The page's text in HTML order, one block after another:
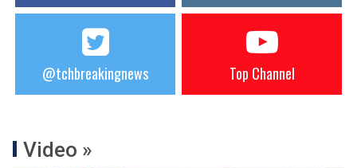
@tchbreakingnews Top Channel
Video »